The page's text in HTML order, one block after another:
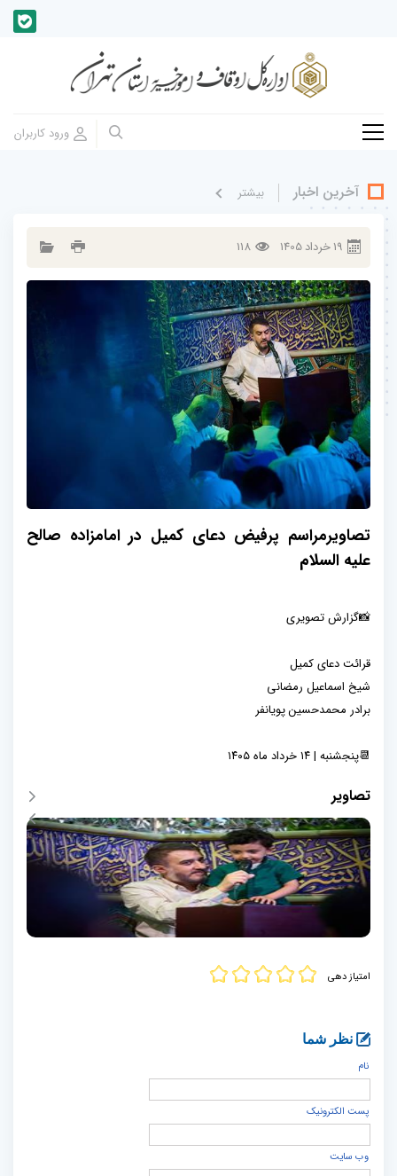
آخرین اخبار بيشتر
19خرداد1405
118
تصاویرمراسم پرفیض دعای کمیل در امامزاده صالح
علیه السلام
📸گزارش تصویری
قرائت دعای کمیل
شیخ اسماعیل رمضانی
برادر محمدحسین پویانفر
📆پنجشنبه | ۱۴ خرداد ماه ۱۴۰۵
تصاویر
امتیاز دهی
نظر شما
نام
پست الكترونيک
وب سایت